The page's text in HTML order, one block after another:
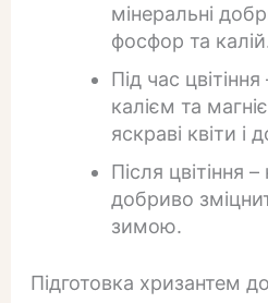
мінеральні
фосфор та
Під час
калієм та
яскраві квіти і
Після цвітіння
добриво
зимою.
Підготовка хризантем